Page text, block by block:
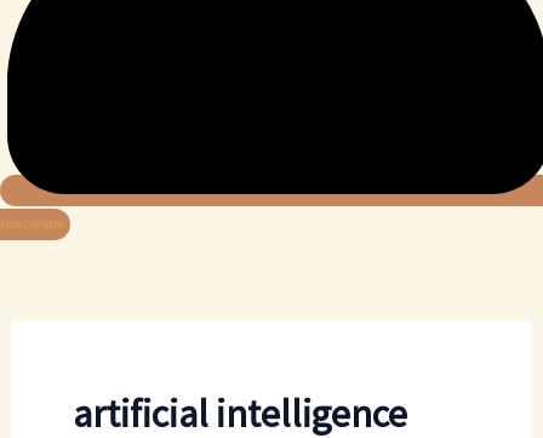
Mon Compte
artificial intelligence